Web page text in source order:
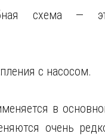
схема —
с насосом.
в
очень